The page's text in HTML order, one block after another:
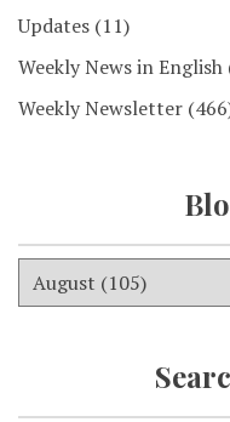
Updates (11)
Weekly News in English
Weekly Newsletter